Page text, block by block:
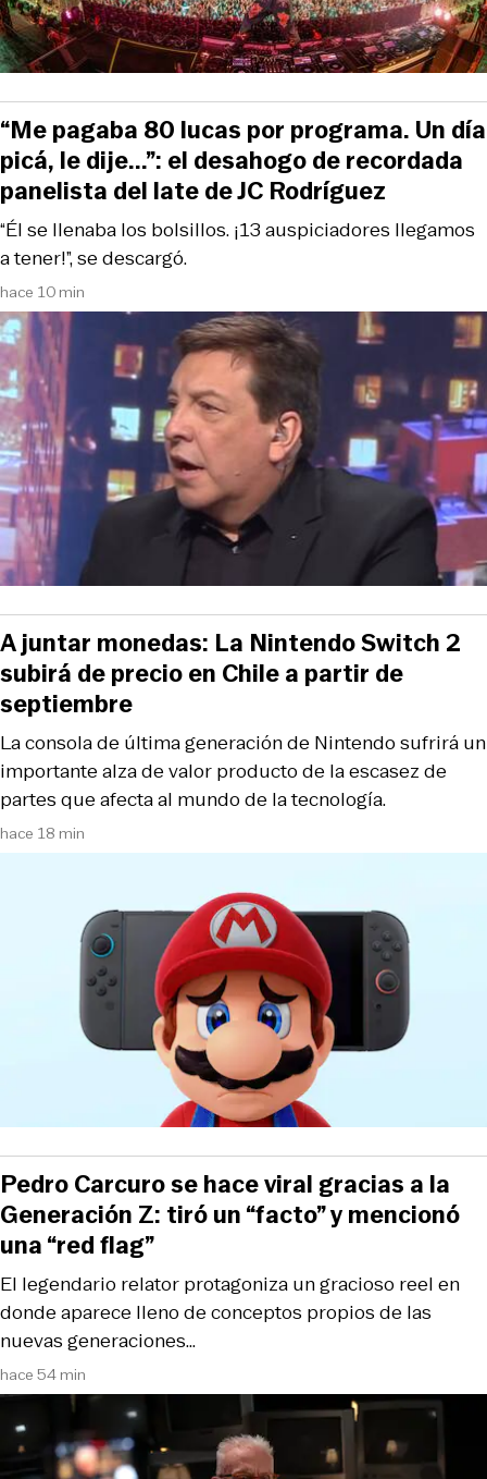
hace 10 min
“Él se llenaba los bolsillos. ¡13 auspiciadores llegamos
a tener!”, se descargó.
“Me pagaba 80 lucas por programa. Un día
picá, le dije...”: el desahogo de recordada
panelista del late de JC Rodríguez
hace 18 min
La consola de última generación de Nintendo sufrirá un
importante alza de valor producto de la escasez de
partes que afecta al mundo de la tecnología.
A juntar monedas: La Nintendo Switch 2
subirá de precio en Chile a partir de
septiembre
hace 54 min
El legendario relator protagoniza un gracioso reel en
donde aparece lleno de conceptos propios de las
nuevas generaciones…
Pedro Carcuro se hace viral gracias a la
Generación Z: tiró un “facto” y mencionó
una “red flag”